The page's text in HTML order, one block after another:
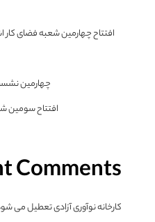
افتتاح چهارمین شعبه فضای کار
چهارمین
افتتاح سومین
Comments
کارخانه نوآوری آزادی تعطیل